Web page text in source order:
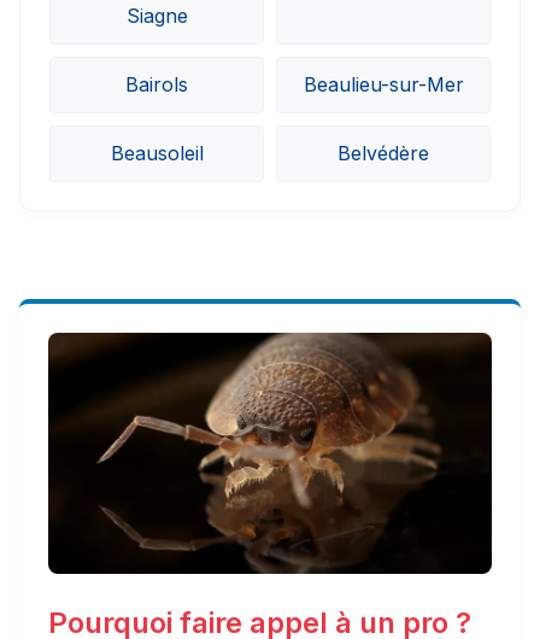
Siagne
Bairols Beaulieu-sur-Mer
Beausoleil Belvédère
Pourquoi faire appel à un pro ?